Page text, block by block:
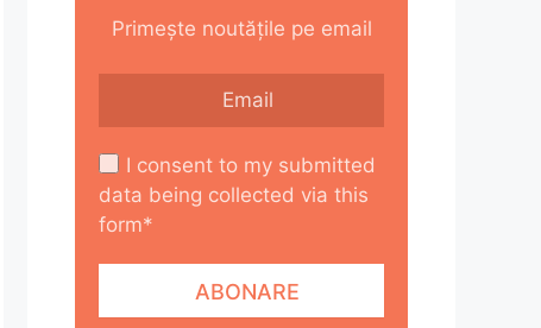
Primește noutățile pe email
I consent to my submitted
data being collected via this
form*